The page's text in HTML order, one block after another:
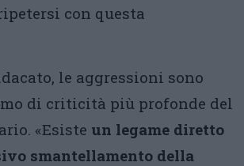
con questa
le aggressioni sono
di criticità più profonde del
«Esiste un legame diretto
smantellamento della